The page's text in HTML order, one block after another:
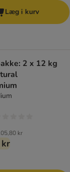
Læg i kurv
2 x 12 kg
kr
kr